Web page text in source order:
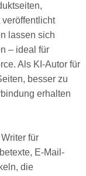
lassen sich
– ideal für
Als KI-Autor für
besser zu
erhalten
für
E-Mail-
die